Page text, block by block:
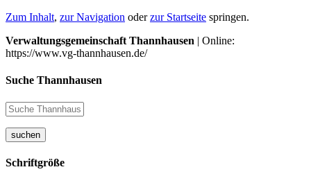
Zum Inhalt, zur Navigation oderzur Startseite springen.
Verwaltungsgemeinschaft Thannhausen | Online:
https://www.vg-thannhausen.de/
Suche Thannhausen
suchen
Schriftgröße